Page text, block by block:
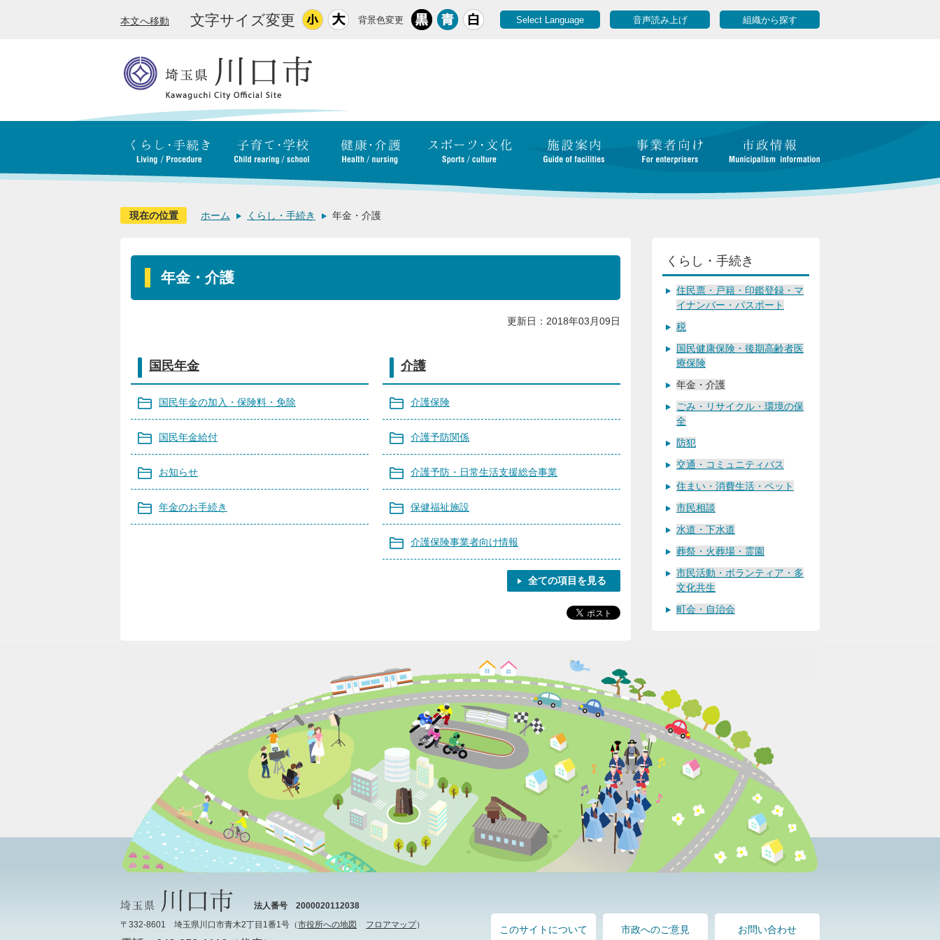
本文へ移動 文字サイズ変更 背景色変更 Select Language 音声読み上げ 組織から探す
現在の位置 ホーム くらし・手続き 年金・介護
年金・介護
更新日：2018年03月09日
国民年金
国民年金の加入・保険料・免除
国民年金給付
お知らせ
年金のお手続き
介護
介護保険
介護予防関係
介護予防・日常生活支援総合事業
保健福祉施設
介護保険事業者向け情報
全ての項目を見る
くらし・手続き
住民票・戸籍・印鑑登録・マ
イナンバー・パスポート
税
国民健康保険・後期高齢者医
療保険
年金・介護
ごみ・リサイクル・環境の保
全
防犯
交通・コミュニティバス
住まい・消費生活・ペット
市民相談
水道・下水道
葬祭・火葬場・霊園
市民活動・ボランティア・多
文化共生
町会・自治会
法人番号 2000020112038
〒332-8601 埼玉県川口市青木2丁目1番1号（市役所への地図 フロアマップ） このサイトについて 市政へのご意見 お問い合わせ